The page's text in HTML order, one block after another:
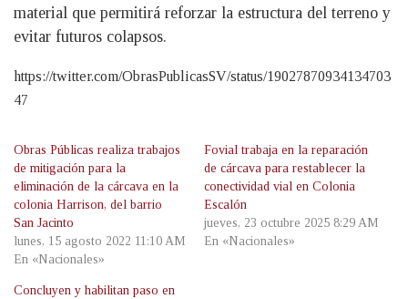
material que permitirá reforzar la estructura del terreno y
evitar futuros colapsos.
https://twitter.com/ObrasPublicasSV/status/19027870934134703
47
Obras Públicas realiza trabajos
de mitigación para la
eliminación de la cárcava en la
colonia Harrison, del barrio
San Jacinto
lunes, 15 agosto 2022 11:10 AM
En «Nacionales»
Fovial trabaja en la reparación
de cárcava para restablecer la
conectividad vial en Colonia
Escalón
jueves, 23 octubre 2025 8:29 AM
En «Nacionales»
Concluyen y habilitan paso en